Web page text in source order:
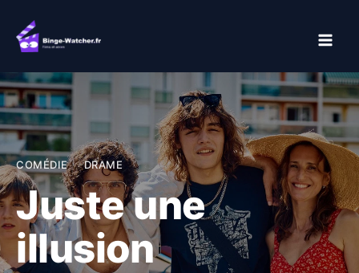
contenu
COMÉDIE DRAME
Juste une
illusion